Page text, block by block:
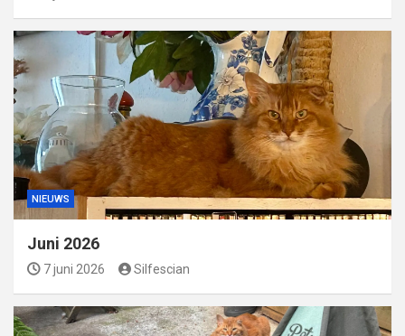
NIEUWS
Juni 2026
7 juni 2026 Silfescian